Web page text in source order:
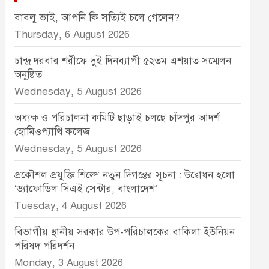
বাবলু ভাই, আপনি কি সত্যিই চলে গেলেন?
Thursday, 6 August 2026
চান্দ্র দরবার শরীফে দুই দিনব্যাপী ৫২তম এশয়াত সম্মেলন
অনুষ্ঠিত
Wednesday, 5 August 2026
অধ্যক্ষ ও পরিচালনা কমিটি ছাড়াই চলছে চাঁদপুর আদর্শ
হোমিওপ্যাথি কলেজ
Wednesday, 5 August 2026
প্রকৌশল প্রযুক্তি শিল্পে নতুন দিগন্তের সূচনা : উদ্বোধন হলো
‘ড্যাফোডিল সিএই সেন্টার, বাংলাদেশ’
Tuesday, 4 August 2026
বিভাগীয় স্থানীয় সরকার উপ-পরিচালকের বাকিলা ইউনিয়ন
পরিষদ পরিদর্শন
Monday, 3 August 2026